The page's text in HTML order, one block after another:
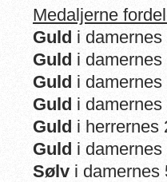
Medaljerne
Guld i
Guld i
Guld i
Guld i
Guld i herrernes
Guld i
Sølv i damernes